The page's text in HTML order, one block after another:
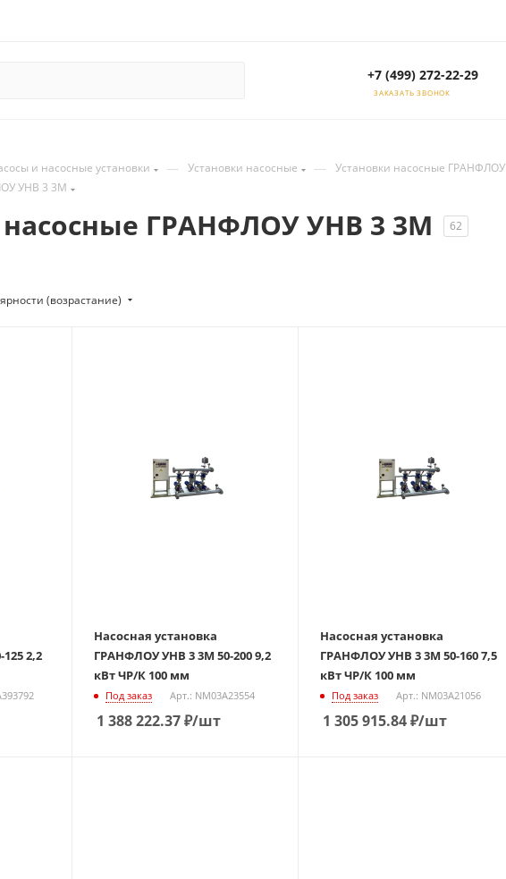
+7 (499) 272-22-29
ЗАКАЗАТЬ ЗВОНОК
и насосные установки — Установки насосные — Установки насосные ГРАНФЛОУ
УНВ 3 3М
насосные ГРАНФЛОУ УНВ 3 3М 62
(возрастание)
2,2
Насосная установка
ГРАНФЛОУ УНВ 3 3М 50-200 9,2
кВт ЧР/К 100 мм
Под заказ Арт.: NM03A23554
1 388 222.37₽/шт
Насосная установка
ГРАНФЛОУ УНВ 3 3М 50-160 7,5
кВт ЧР/К 100 мм
Под заказ Арт.: NM03A21056
1 305 915.84₽/шт